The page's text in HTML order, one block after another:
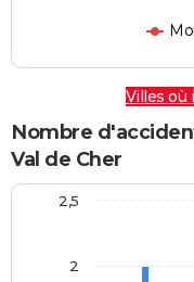
Villes où
Nombre
Val de Cher
2
2,5